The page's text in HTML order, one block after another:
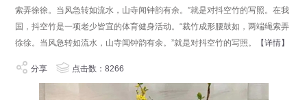
索弄徐徐。当风急转如流水，山寺闻钟韵有余。”就是对抖空竹的写照。在我
国，抖空竹是一项老少皆宜的体育健身活动。“裁竹成形腰鼓如，两端绳索弄
徐徐。当风急转如流水，山寺闻钟韵有余。”就是对抖空竹的写照。
【详情】
分享 点击数：8266